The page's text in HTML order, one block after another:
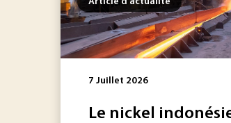
7 Juillet 2026
Le nickel